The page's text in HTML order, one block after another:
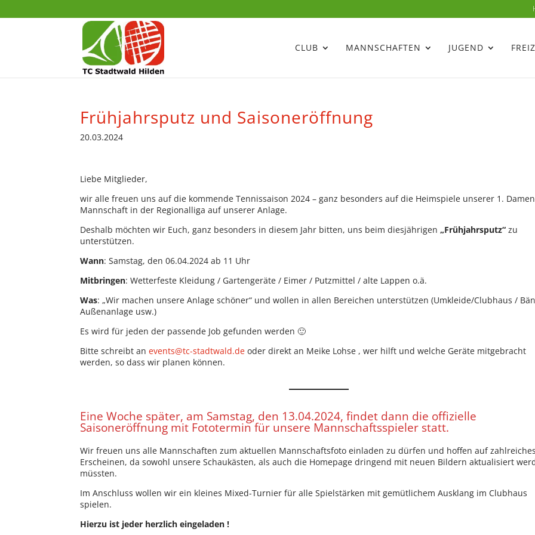
CLUB MANNSCHAFTEN JUGEND
Frühjahrsputz und Saisoneröffnung
20.03.2024
Liebe Mitglieder,
wir alle freuen uns auf die kommende Tennissaison 2024 – ganz besonders auf die Heimspiele unserer 1.
Mannschaft in der Regionalliga auf unserer Anlage.
Deshalb möchten wir Euch, ganz besonders in diesem Jahr bitten, uns beim diesjährigen„Frühjahrsputz“ zu
unterstützen.
Wann: Samstag, den 06.04.2024 ab 11 Uhr
Mitbringen: Wetterfeste Kleidung / Gartengeräte / Eimer / Putzmittel / alte Lappen o.ä.
Was: „Wir machen unsere Anlage schöner“ und wollen in allen Bereichen unterstützen (Umkleide/Clubhaus /
Außenanlage usw.)
Es wird für jeden der passende Job gefunden werden 🙂
Bitte schreibt anevents@tc-stadtwald.de oder direkt an Meike Lohse , wer hilft und welche Geräte mitgebracht
werden, so dass wir planen können.
Eine Woche später, am Samstag, den 13.04.2024, findet dann die offizielle
Saisoneröffnung mit Fototermin für unsere Mannschaftsspieler statt.
Wir freuen uns alle Mannschaften zum aktuellen Mannschaftsfoto einladen zu dürfen und hoffen auf zahlreiches
Erscheinen, da sowohl unsere Schaukästen, als auch die Homepage dringend mit neuen Bildern aktualisiert
müssten.
Im Anschluss wollen wir ein kleines Mixed-Turnier für alle Spielstärken mit gemütlichem Ausklang im Clubhaus
spielen.
Hierzu ist jeder herzlich eingeladen !